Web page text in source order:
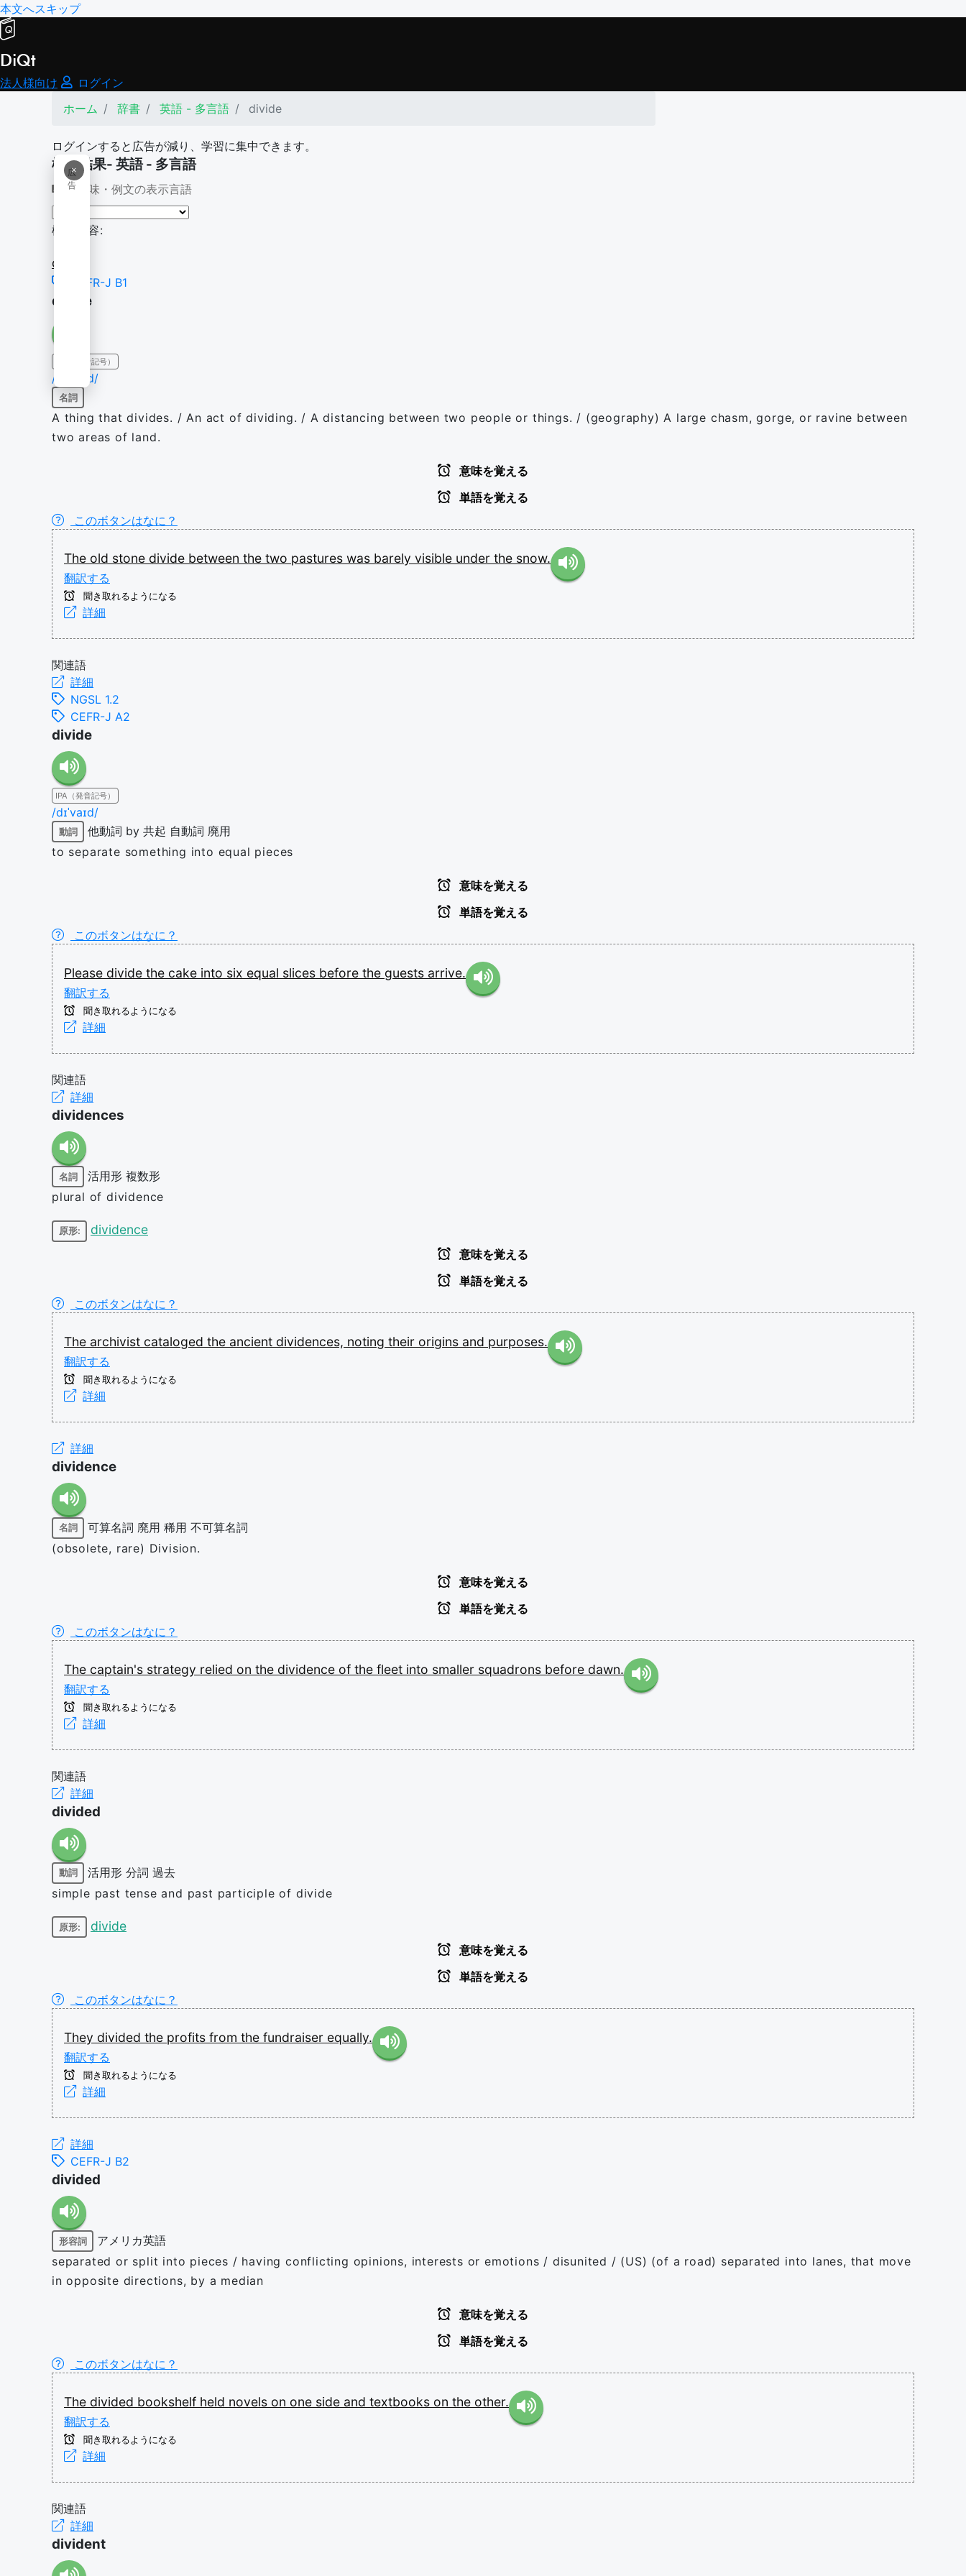
本文へスキップ
DiQt
法人様向け
ログイン
ホーム
辞書 英語 - 多言語 divide
ログインすると広告が減り、学習に集中できます。
×
広
告
検索結果- 英語 - 多言語
意味・例文の表示言語
検索内容:
divide
CEFR-J B1
divide
IPA（発音記号）
/dɪˈvaɪd/
名詞
A thing that divides. / An act of dividing. / A distancing between two people or things. / (geography) A large chasm, gorge, or ravine between
two areas of land.
意味を覚える
単語を覚える
このボタンはなに？
The old stone divide between the two pastures was barely visible under the snow.
翻訳する
聞き取れるようになる
詳細
関連語
詳細
NGSL 1.2
CEFR-J A2
divide
IPA（発音記号）
/dɪˈvaɪd/
動詞 他動詞 by 共起 自動詞 廃用
to separate something into equal pieces
意味を覚える
単語を覚える
このボタンはなに？
Please divide the cake into six equal slices before the guests arrive.
翻訳する
聞き取れるようになる
詳細
関連語
詳細
dividences
名詞 活用形 複数形
plural of dividence
原形: dividence
意味を覚える
単語を覚える
このボタンはなに？
The archivist cataloged the ancient dividences, noting their origins and purposes.
翻訳する
聞き取れるようになる
詳細
詳細
dividence
名詞 可算名詞 廃用 稀用 不可算名詞
(obsolete, rare) Division.
意味を覚える
単語を覚える
このボタンはなに？
The captain's strategy relied on the dividence of the fleet into smaller squadrons before dawn.
翻訳する
聞き取れるようになる
詳細
関連語
詳細
divided
動詞 活用形 分詞 過去
simple past tense and past participle of divide
原形: divide
意味を覚える
単語を覚える
このボタンはなに？
They divided the profits from the fundraiser equally.
翻訳する
聞き取れるようになる
詳細
詳細
CEFR-J B2
divided
形容詞
アメリカ英語
separated or split into pieces / having conflicting opinions, interests or emotions / disunited / (US) (of a road) separated into lanes, that move
in opposite directions, by a median
意味を覚える
単語を覚える
このボタンはなに？
The divided bookshelf held novels on one side and textbooks on the other.
翻訳する
聞き取れるようになる
詳細
関連語
詳細
divident